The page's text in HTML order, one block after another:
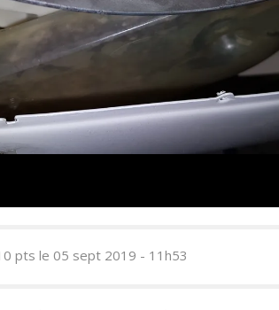
pts le 05 sept 2019 - 11h53